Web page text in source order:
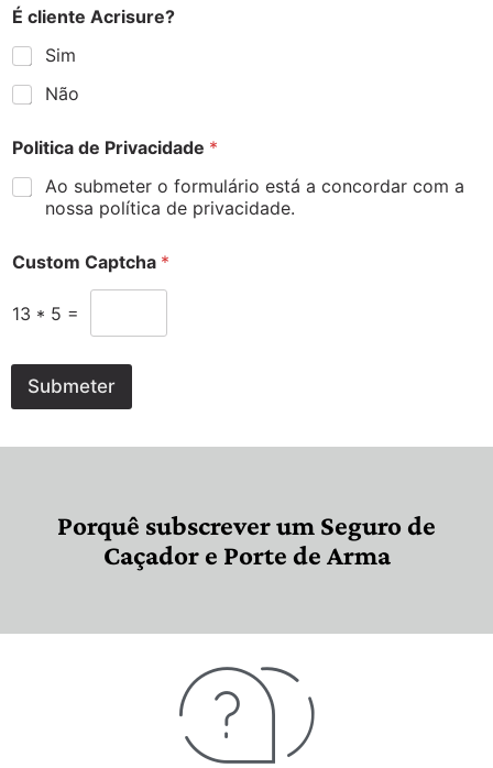
É cliente Acrisure?
Sim
Não
Politica de Privacidade *
Ao submeter o formulário está a concordar com a
nossa política de privacidade.
Custom Captcha *
13 * 5 =
Submeter
Porquê subscrever um Seguro de
Caçador e Porte de Arma